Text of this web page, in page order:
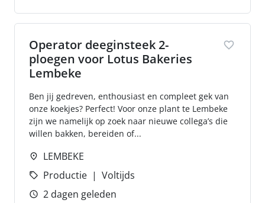
Operator deeginsteek 2-
ploegen voor Lotus Bakeries
Lembeke
Ben jij gedreven, enthousiast en compleet gek van
onze koekjes? Perfect! Voor onze plant te Lembeke
zijn we namelijk op zoek naar nieuwe collega’s die
willen bakken, bereiden of...
LEMBEKE
Productie
Voltijds
2 dagen geleden